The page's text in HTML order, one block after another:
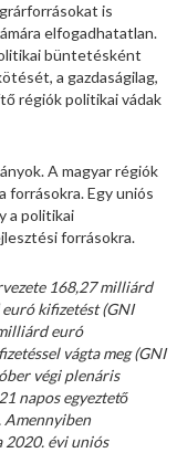
is
elfogadhatatlan.
büntetésként
a gazdaságilag,
régiók politikai vádak
A magyar régiók
forrásokra. Egy uniós
a politikai
forrásokra.
168,27 milliárd
kifizetést (GNI
euró
vágta meg (GNI
végi plenáris
napos egyeztető
Amennyiben
2020. évi uniós